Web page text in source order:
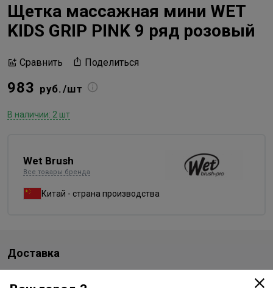
Щетка массажная мини WET
KIDS GRIP PINK 9 ряд розовый
Сравнить Поделиться
983 руб./шт
В наличии: 2 шт
Wet Brush
Все товары бренда
Китай - страна производства
Доставка